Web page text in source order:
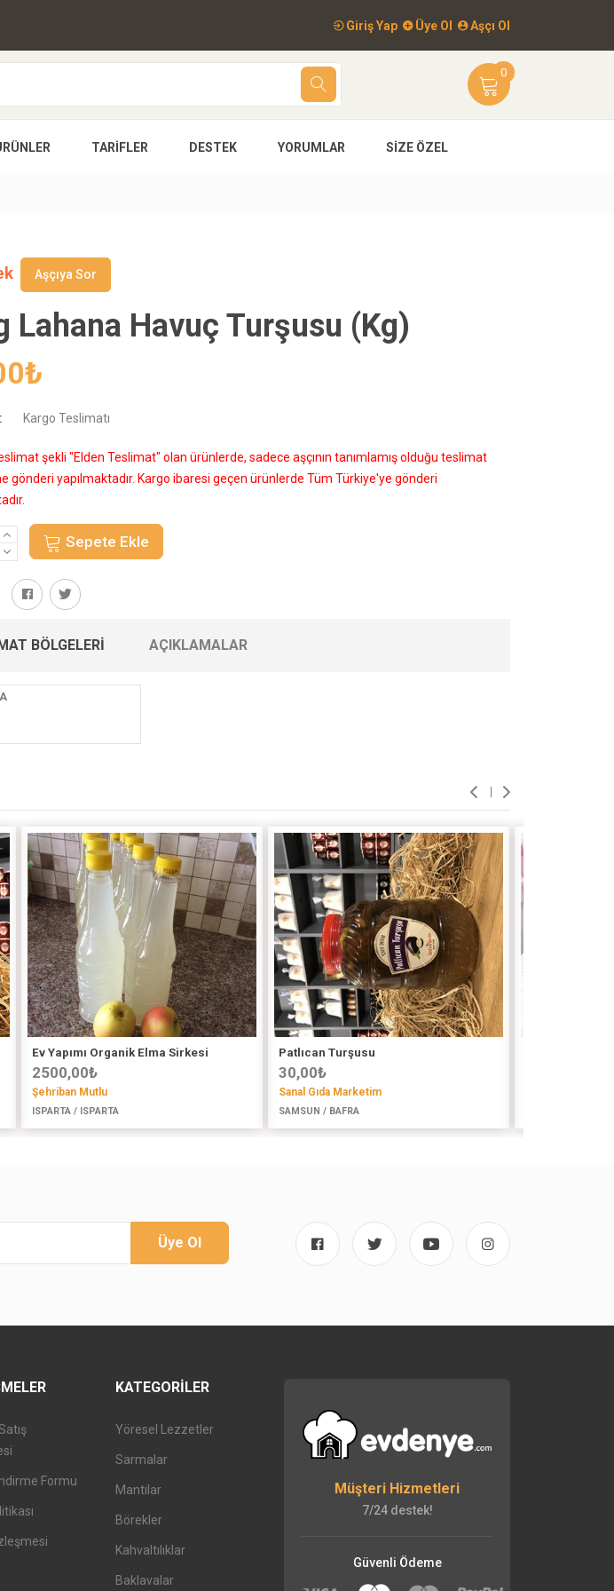
Giriş Yap Üye Ol Aşçı Ol
0
TARIFLER DESTEK YORUMLAR SIZE ÖZEL
Aşçıya Sor
Lahana Havuç Turşusu (Kg)
₺
Kargo Teslimatı
şekli "Elden Teslimat" olan ürünlerde, sadece aşçının tanımlamış olduğu teslimat
gönderi yapılmaktadır. Kargo ibaresi geçen ürünlerde Tüm Türkiye'ye gönderi
Sepete Ekle
BÖLGELERI AÇIKLAMALAR
Ev Yapımı Organik Elma Sirkesi
2500,00₺
Şehriban Mutlu
ISPARTA / ISPARTA
Patlıcan Turşusu
30,00₺
Sanal Gıda Marketim
SAMSUN / BAFRA
Üye Ol
Formu
KATEGORILER
Yöresel Lezzetler
Sarmalar
Mantılar
Börekler
Kahvaltılıklar
Baklavalar
Müşteri Hizmetleri
7/24 destek!
Güvenli Ödeme